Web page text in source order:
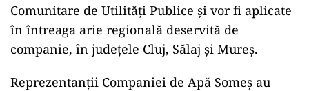
Comunitare de Utilități Publice și vor fi aplicate
în întreaga arie regională deservită de
companie, în județele Cluj, Sălaj și Mureș.
Reprezentanții Companiei de Apă Someș au